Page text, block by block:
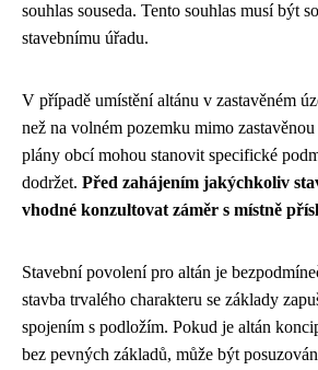
souhlas souseda. Tento souhlas musí být
stavebnímu úřadu.
V případě umístění altánu v zastavěném
než na volném pozemku mimo
plány obcí mohou stanovit specifické
dodržet. Před zahájením jakýchkoliv
vhodné konzultovat záměr s místně
Stavební povolení pro altán je
stavba trvalého charakteru se základy
spojením s podložím. Pokud je altán
bez pevných základů, může být